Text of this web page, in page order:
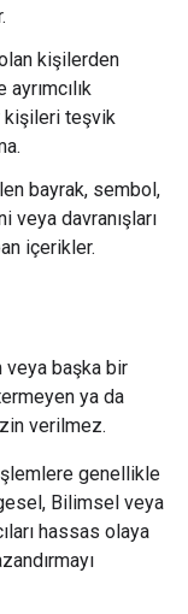
kişilerden
kişileri teşvik
bayrak, sembol,
davranışları
içerikler.
veya başka bir
ya da
verilmez.
genellikle
Bilimsel veya
hassas olaya